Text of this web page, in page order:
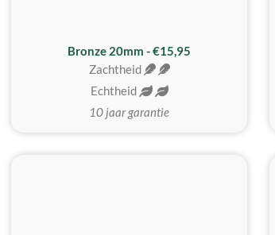
Bronze 20mm - €15,95
Zachtheid
Echtheid
10 jaar garantie